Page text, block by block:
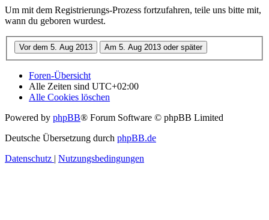
Um mit dem Registrierungs-Prozess fortzufahren, teile uns bitte mit,
wann du geboren wurdest.
Foren-Übersicht
Alle Zeiten sind UTC+02:00
Alle Cookies löschen
Powered by phpBB® Forum Software © phpBB Limited
Deutsche Übersetzung durch phpBB.de
Datenschutz | Nutzungsbedingungen